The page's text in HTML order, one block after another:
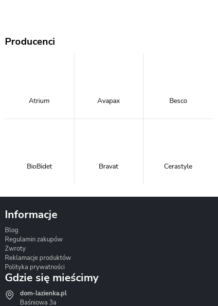
Producenci
Atrium Avapax Besco
BioBidet Bravat Cerastyle
Hydrostop
Informacje
Blog
Regulamin zakupów
Zwroty
Reklamacje produktów
Polityka prywatności
Gdzie się mieścimy
dom-lazienka.pl
Baśniowa 3a